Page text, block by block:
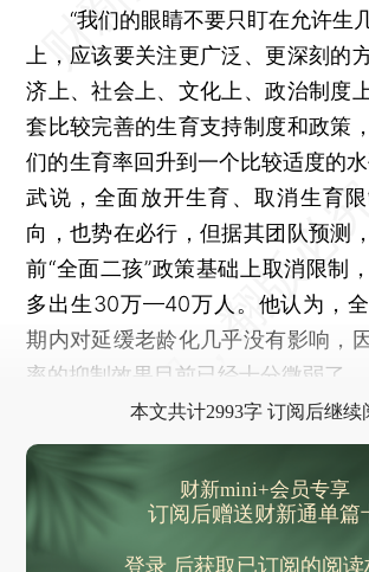
“我们的眼睛不要只盯在允许生
上，应该要关注更广泛、更深刻的
济上、社会上、文化上、政治制度
套比较完善的生育支持制度和政策
们的生育率回升到一个比较适度的
武说，全面放开生育、取消生育
向，也势在必行，但据其团队预测
前“全面二孩”政策基础上取消限制
多出生30万—40万人。他认为，
期内对延缓老龄化几乎没有影响，
率的抑制效果目前已经十分微弱了。
本文共计2993字 订阅后继续
财新mini+会员专享
订阅后赠送财新通单篇
登录后获取已订阅的阅读